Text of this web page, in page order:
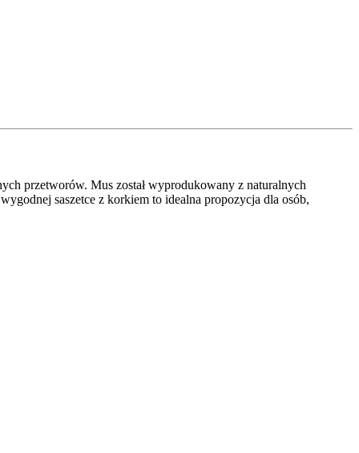
przetworów. Mus został wyprodukowany z naturalnych
saszetce z korkiem to idealna propozycja dla osób,